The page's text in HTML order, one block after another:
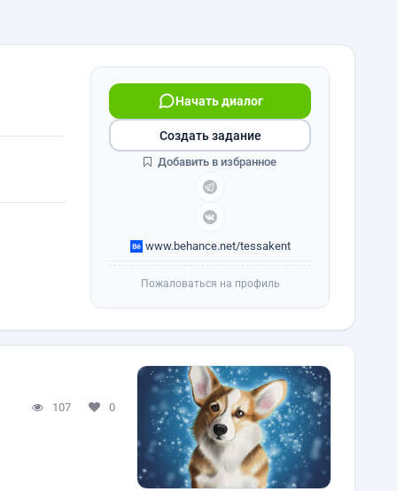
Начать диалог
www.behance.net/tessakent
Создать задание
Добавить в избранное
Пожаловаться на профиль
107 0